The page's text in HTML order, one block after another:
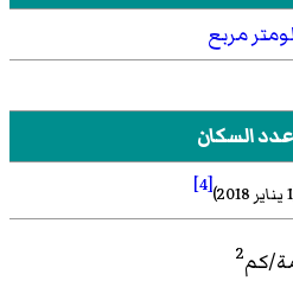
مربع
عدد السكان
[4]
2